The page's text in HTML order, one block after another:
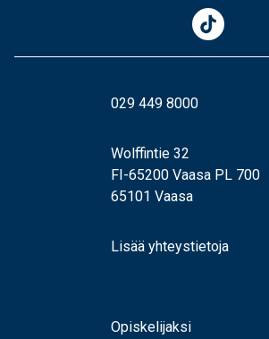
029 449 8000
Wolffintie 32
FI-65200 Vaasa PL 700
65101 Vaasa
Lisää yhteystietoja
Opiskelijaksi